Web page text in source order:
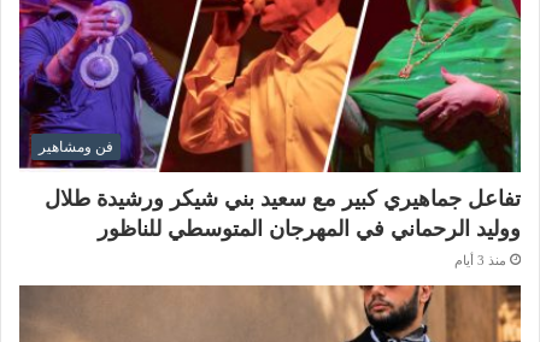
فن ومشاهير
تفاعل جماهيري كبير مع سعيد بني شيكر ورشيدة طلال
ووليد الرحماني في المهرجان المتوسطي للناظور
منذ 3 أيام